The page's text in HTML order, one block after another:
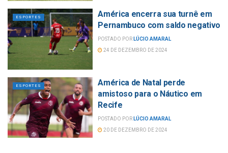
ESPORTES
América encerra sua turnê em
Pernambuco com saldo negativo
POSTADO POR LÚCIO AMARAL
24 DE DEZEMBRO DE 2024
ESPORTES
América de Natal perde
amistoso para o Náutico em
Recife
POSTADO POR LÚCIO AMARAL
20 DE DEZEMBRO DE 2024